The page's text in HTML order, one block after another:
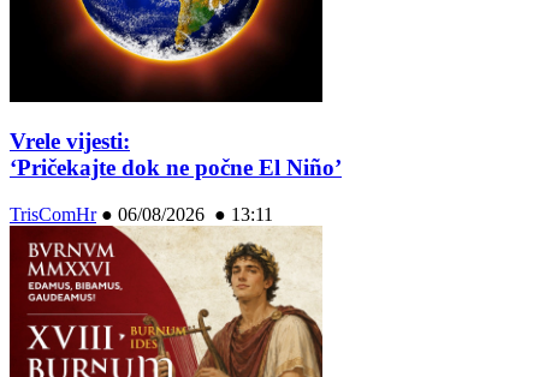
Vrele vijesti:
‘Pričekajte dok ne počne El Niño’
TrisComHr● 06/08/2026 ● 13:11